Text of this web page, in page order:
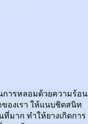
การหลอมด้วยความร้อน
องเรา ให้แนบชิดสนิท
มาก ทำให้ยางเกิดการ